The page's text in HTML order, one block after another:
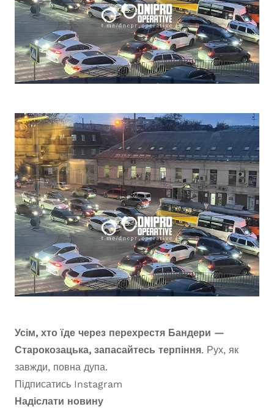
Усім, хто їде через перехрестя Бандери —
Старокозацька, запасайтесь терпіння. Рух, як
завжди, повна дупа.
Підписатись Instagram
Надіслати новину